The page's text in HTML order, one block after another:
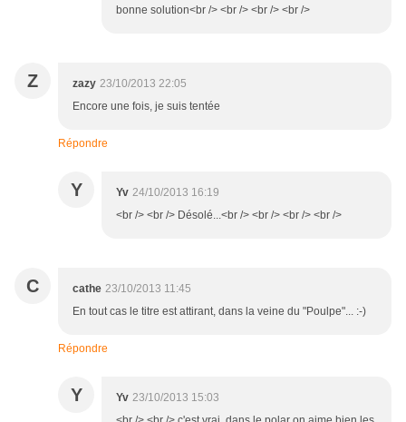
bonne solution<br /> <br /> <br /> <br />
Z zazy 23/10/2013 22:05
Encore une fois, je suis tentée
Répondre
Y Yv 24/10/2013 16:19
<br /> <br /> Désolé...<br /> <br /> <br /> <br />
C cathe 23/10/2013 11:45
En tout cas le titre est attirant, dans la veine du "Poulpe"... :-)
Répondre
Y Yv 23/10/2013 15:03